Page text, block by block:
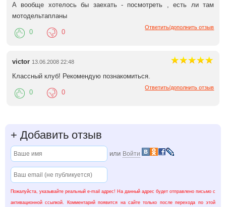
А вообще хотелось бы заехать - посмотреть , есть ли там
мотодельтапланы
Ответить/дополнить отзыв
0 0
victor 13.06.2008 22:48
Классный клуб! Рекомендую познакомиться.
Ответить/дополнить отзыв
0 0
+ Добавить отзыв
или Войти
Пожалуйста, указывайте реальный e-mail адрес! На данный адрес будет отправлено письмо с
активационной ссылкой. Комментарий появится на сайте только после перехода по этой